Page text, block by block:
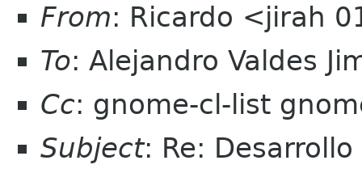
From: Ricardo <jirah
To: Alejandro Valdes
Cc: gnome-cl-list
Subject: Re: